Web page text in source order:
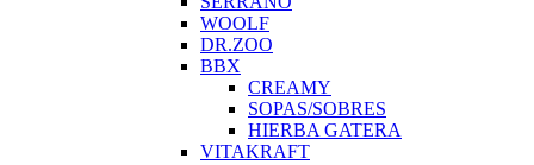
WOOLF
DR.ZOO
BBX
CREAMY
SOPAS/SOBRES
HIERBA GATERA
VITAKRAFT